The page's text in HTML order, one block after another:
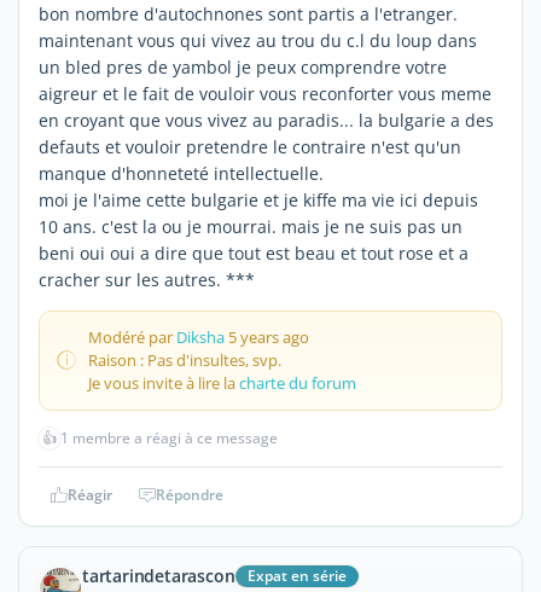
bon nombre d'autochnones sont partis a l'etranger.
maintenant vous qui vivez au trou du c.l du loup dans
un bled pres de yambol je peux comprendre votre
aigreur et le fait de vouloir vous reconforter vous meme
en croyant que vous vivez au paradis... la bulgarie a des
defauts et vouloir pretendre le contraire n'est qu'un
manque d'honneteté intellectuelle.
moi je l'aime cette bulgarie et je kiffe ma vie ici depuis
10 ans. c'est la ou je mourrai. mais je ne suis pas un
beni oui oui a dire que tout est beau et tout rose et a
cracher sur les autres. ***
Modéré par Diksha 5 years ago
Raison : Pas d'insultes, svp.
Je vous invite à lire lacharte du forum
👍 1 membre a réagi à ce message
Réagir Répondre
tartarindetarascon Expat en série